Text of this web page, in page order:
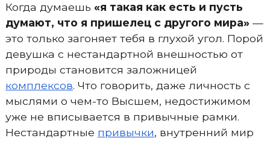
Когда думаешь «я такая как есть и пусть
думают, что я пришелец с другого мира»—
это только загоняет тебя в глухой угол. Порой
девушка с нестандартной внешностью от
природы становится заложницей
комплексов. Что говорить, даже личность с
мыслями о чем-то Высшем, недостижимом
уже не вписывается в привычные рамки.
Нестандартные привычки, внутренний мир